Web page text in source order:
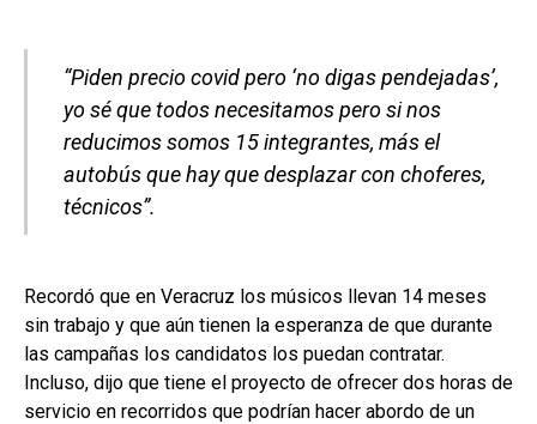
“Piden precio covid pero ‘no digas pendejadas’,
yo sé que todos necesitamos pero si nos
reducimos somos 15 integrantes, más el
autobús que hay que desplazar con choferes,
técnicos”.
Recordó que en Veracruz los músicos llevan 14 meses
sin trabajo y que aún tienen la esperanza de que durante
las campañas los candidatos los puedan contratar.
Incluso, dijo que tiene el proyecto de ofrecer dos horas de
servicio en recorridos que podrían hacer abordo de un